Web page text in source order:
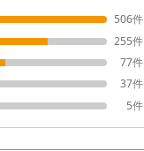
506件
255件
77件
37件
5件